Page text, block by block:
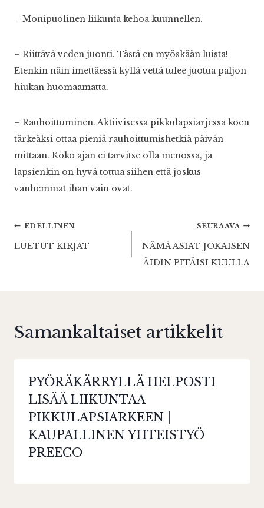
– Monipuolinen liikunta kehoa kuunnellen.
– Riittävä veden juonti. Tästä en myöskään luista!
Etenkin näin imettäessä kyllä vettä tulee juotua paljon
hiukan huomaamatta.
– Rauhoittuminen. Aktiivisessa pikkulapsiarjessa koen
tärkeäksi ottaa pieniä rauhoittumishetkiä päivän
mittaan. Koko ajan ei tarvitse olla menossa, ja
lapsienkin on hyvä tottua siihen että joskus
vanhemmat ihan vain ovat.
Artikkelien
selaus
EDELLINEN
LUETUT KIRJAT
SEURAAVA
NÄMÄ ASIAT JOKAISEN
ÄIDIN PITÄISI KUULLA
Samankaltaiset artikkelit
PYÖRÄKÄRRYLLÄ HELPOSTI
LISÄÄ LIIKUNTAA
PIKKULAPSIARKEEN |
KAUPALLINEN YHTEISTYÖ
PREECO